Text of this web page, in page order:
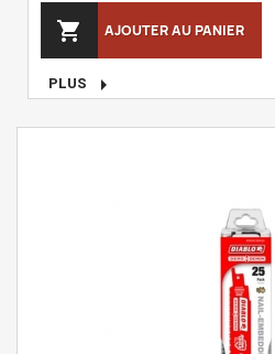
 AJOUTER AU PANIER
PLUS 